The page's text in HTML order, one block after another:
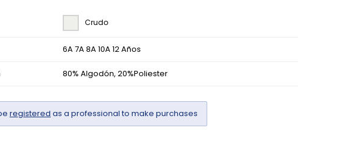
Crudo
6A 7A 8A 10A 12 Años
80% Algodón, 20%Poliester
registered as a professional to make purchases